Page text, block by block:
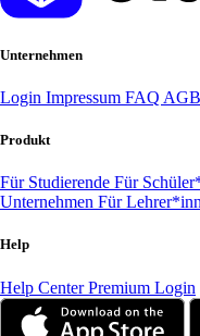
Unternehmen
Login Impressum FAQ AGB
Produkt
Für Studierende Für
Unternehmen Für
Help
Help CenterPremium Login